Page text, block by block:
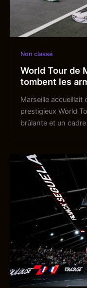
Non classé
World Tour de
tombent les
Marseille accueillait
prestigieux World
brûlante et un